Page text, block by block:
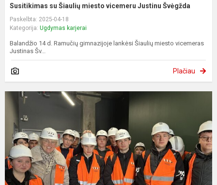
Susitikimas su Šiaulių miesto vicemeru Justinu Švėgžda
Paskelbta: 2025-04-18
Kategorija: Ugdymas karjerai
Balandžio 14 d. Ramučių gimnazijoje lankėsi Šiaulių miesto vicemeras
Justinas Šv...
Plačiau